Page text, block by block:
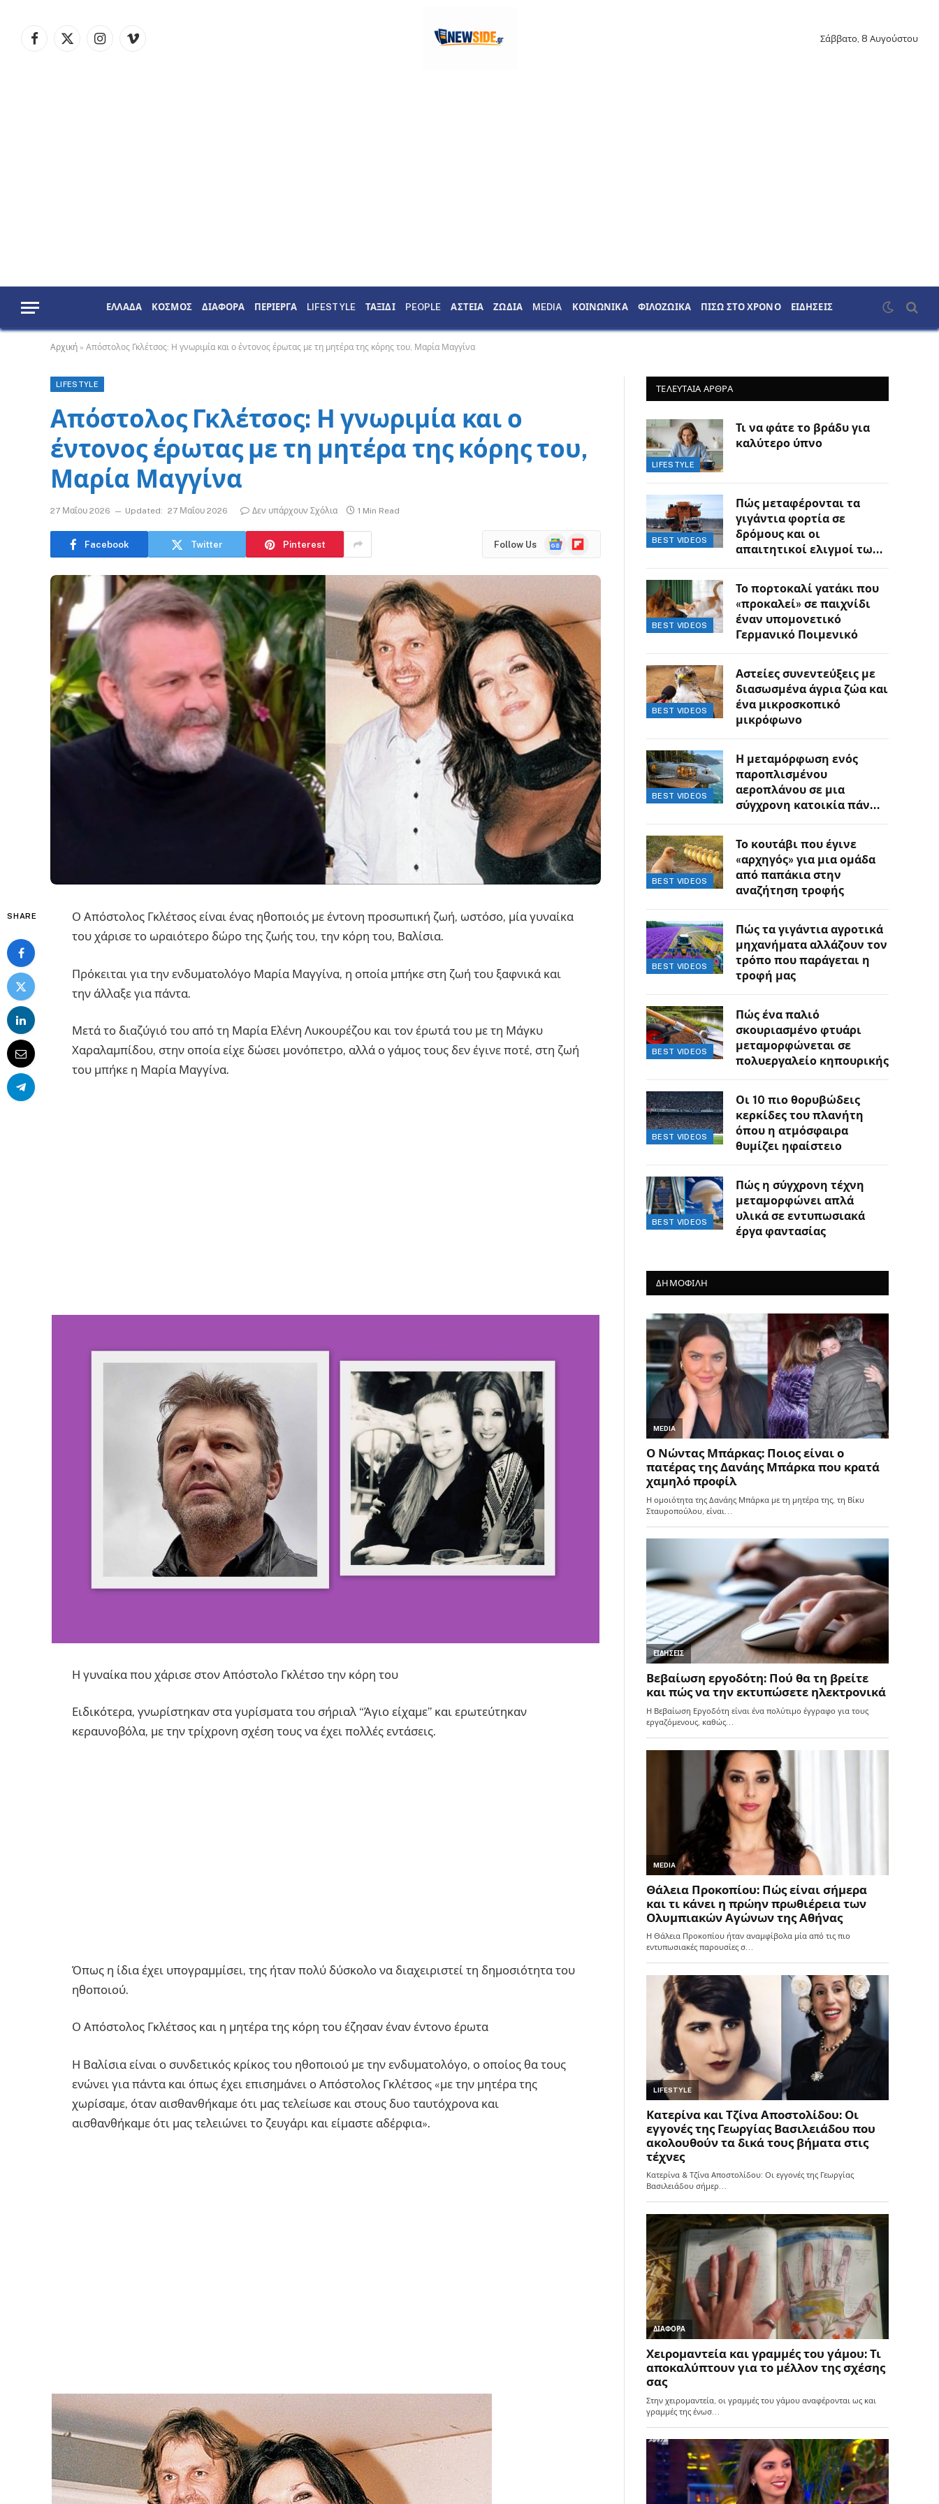
Facebook
X
InstagramVimeo
Σάββατο, 8 Αυγούστου
ΕΛΛΑΔΑ ΚΟΣΜΟΣ ΔΙΑΦΟΡΑ ΠΕΡΙΕΡΓΑ LIFESTYLE ΤΑΞΙΔΙ PEOPLE ΑΣΤΕΙΑ ΖΩΔΙΑ MEDIA ΚΟΙΝΩΝΙΚΑ ΦΙΛΟΖΩΙΚΑ ΠΙΣΩ ΣΤΟ ΧΡΟΝΟ ΕΙΔΗΣΕΙΣ
Αρχική » Απόστολος Γκλέτσος: Η γνωριμία και ο έντονος έρωτας με τη μητέρα της κόρης του, Μαρία Μαγγίνα
LIFESTYLE
Απόστολος Γκλέτσος: Η γνωριμία και ο
έντονος έρωτας με τη μητέρα της κόρης του,
Μαρία Μαγγίνα
27 Μαΐου 2026 Updated: 27 Μαΐου 2026 Δεν υπάρχουν Σχόλια 1 Min Read
Facebook Twitter Pinterest Follow Us
GoogleFlipboard
SHARE
Ο Απόστολος Γκλέτσος είναι ένας ηθοποιός με έντονη προσωπική ζωή, ωστόσο, μία γυναίκα
του χάρισε το ωραιότερο δώρο της ζωής του, την κόρη του, Βαλίσια.
Πρόκειται για την ενδυματολόγο Μαρία Μαγγίνα, η οποία μπήκε στη ζωή του ξαφνικά και
την άλλαξε για πάντα.
Μετά το διαζύγιό του από τη Μαρία Ελένη Λυκουρέζου και τον έρωτά του με τη Μάγκυ
Χαραλαμπίδου, στην οποία είχε δώσει μονόπετρο, αλλά ο γάμος τους δεν έγινε ποτέ, στη ζωή
του μπήκε η Μαρία Μαγγίνα.
Η γυναίκα που χάρισε στον Απόστολο Γκλέτσο την κόρη του
Ειδικότερα, γνωρίστηκαν στα γυρίσματα του σήριαλ “Άγιο είχαμε” και ερωτεύτηκαν
κεραυνοβόλα, με την τρίχρονη σχέση τους να έχει πολλές εντάσεις.
Όπως η ίδια έχει υπογραμμίσει, της ήταν πολύ δύσκολο να διαχειριστεί τη δημοσιότητα του
ηθοποιού.
Ο Απόστολος Γκλέτσος και η μητέρα της κόρη του έζησαν έναν έντονο έρωτα
Η Βαλίσια είναι ο συνδετικός κρίκος του ηθοποιού με την ενδυματολόγο, ο οποίος θα τους
ενώνει για πάντα και όπως έχει επισημάνει ο Απόστολος Γκλέτσος «με την μητέρα της
χωρίσαμε, όταν αισθανθήκαμε ότι μας τελείωσε και στους δυο ταυτόχρονα και
αισθανθήκαμε ότι μας τελειώνει το ζευγάρι και είμαστε αδέρφια».
ΤΕΛΕΥΤΑΙΑ ΑΡΘΡΑ
LIFESTYLE
Τι να φάτε το βράδυ για
καλύτερο ύπνο
BEST VIDEOS
Πώς μεταφέρονται τα
γιγάντια φορτία σε
δρόμους και οι
απαιτητικοί ελιγμοί των
BEST VIDEOS
Το πορτοκαλί γατάκι που
«προκαλεί» σε παιχνίδι
έναν υπομονετικό
Γερμανικό Ποιμενικό
BEST VIDEOS
Αστείες συνεντεύξεις με
διασωσμένα άγρια ζώα και
ένα μικροσκοπικό
μικρόφωνο
BEST VIDEOS
Η μεταμόρφωση ενός
παροπλισμένου
αεροπλάνου σε μια
σύγχρονη κατοικία πάνω
BEST VIDEOS
Το κουτάβι που έγινε
«αρχηγός» για μια ομάδα
από παπάκια στην
αναζήτηση τροφής
BEST VIDEOS
Πώς τα γιγάντια αγροτικά
μηχανήματα αλλάζουν τον
τρόπο που παράγεται η
τροφή μας
BEST VIDEOS
Πώς ένα παλιό
σκουριασμένο φτυάρι
μεταμορφώνεται σε
πολυεργαλείο κηπουρικής
BEST VIDEOS
Οι 10 πιο θορυβώδεις
κερκίδες του πλανήτη
όπου η ατμόσφαιρα
θυμίζει ηφαίστειο
BEST VIDEOS
Πώς η σύγχρονη τέχνη
μεταμορφώνει απλά
υλικά σε εντυπωσιακά
έργα φαντασίας
ΔΗΜΟΦΙΛΗ